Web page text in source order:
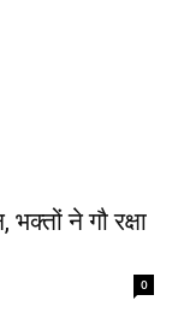
ने गौ रक्षा
0